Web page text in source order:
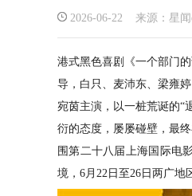
2026-06-22 来源：星闻
港式黑色喜剧《一个部门
导，白只、麦沛东、梁雍
宛茵主演，以一桩荒诞的“
衍的态度，屡屡碰壁，最
围第二十八届上海国际电
境，6月22日至26日两广地